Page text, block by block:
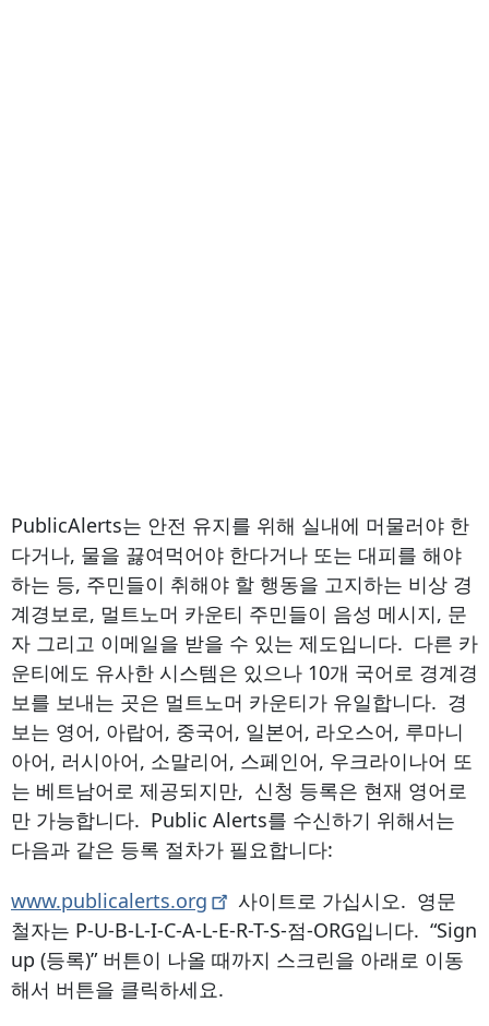
PublicAlerts는 안전 유지를 위해 실내에 머물러야 한
다거나, 물을 끓여먹어야 한다거나 또는 대피를 해야
하는 등, 주민들이 취해야 할 행동을 고지하는 비상 경
계경보로, 멀트노머 카운티 주민들이 음성 메시지, 문
자 그리고 이메일을 받을 수 있는 제도입니다. 다른 카
운티에도 유사한 시스템은 있으나 10개 국어로 경계경
보를 보내는 곳은 멀트노머 카운티가 유일합니다. 경
보는 영어, 아랍어, 중국어, 일본어, 라오스어, 루마니
아어, 러시아어, 소말리어, 스페인어, 우크라이나어 또
는 베트남어로 제공되지만, 신청 등록은 현재 영어로
만 가능합니다. Public Alerts를 수신하기 위해서는
다음과 같은 등록 절차가 필요합니다:
www.publicalerts.org
사이트로 가십시오. 영문
철자는 P-U-B-L-I-C-A-L-E-R-T-S-점-ORG입니다. “Sign
up (등록)” 버튼이 나올 때까지 스크린을 아래로 이동
해서 버튼을 클릭하세요.